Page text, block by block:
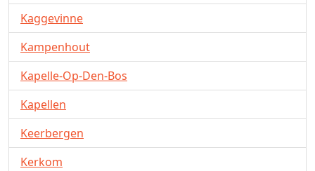
Kaggevinne
Kampenhout
Kapelle-Op-Den-Bos
Kapellen
Keerbergen
Kerkom